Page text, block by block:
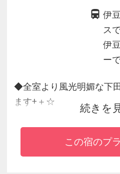
伊
ス
伊
ー
◆全室より風光明媚な下
ます+＋☆
◆伊豆といったら目の前
魚介など地場産の新鮮な
◆特にルーム係の心のこ
続きを
この宿のプ